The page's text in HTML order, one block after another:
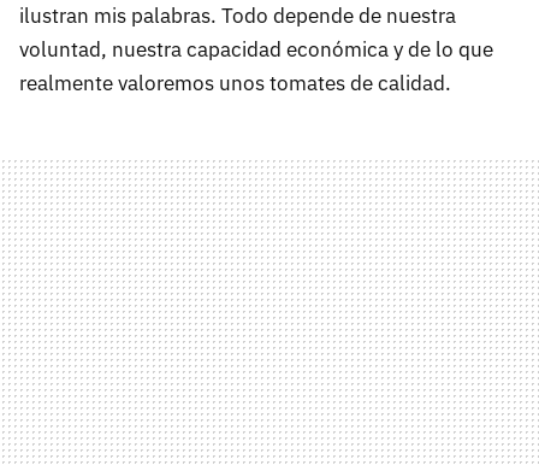
ilustran mis palabras. Todo depende de nuestra
voluntad, nuestra capacidad económica y de lo que
realmente valoremos unos tomates de calidad.